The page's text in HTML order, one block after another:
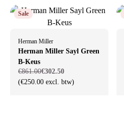
Sale
Herman Miller
Herman Miller Sayl Green
B-Keus
€861.00€302.50
(€250.00 excl. btw)